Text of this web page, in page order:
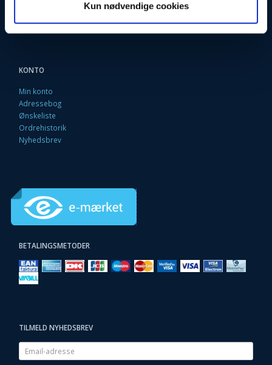
Kun nødvendige cookies
9 Gode grunde til at handle her
Fortryd købet
KONTO
Min konto
Adressebog
Ønskeliste
Ordrehistorik
Nyhedsbrev
BETALINGSMETODER
TILMELD NYHEDSBREV
Email-
adresse